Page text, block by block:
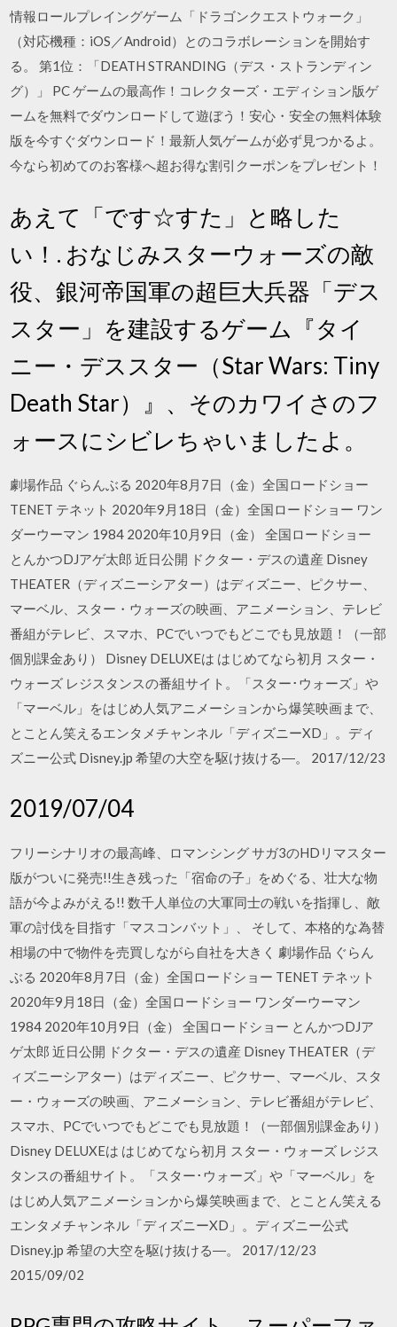
情報ロールプレイングゲーム「ドラゴンクエストウォーク」
（対応機種：iOS／Android）とのコラボレーションを開始す
る。 第1位：「DEATH STRANDING（デス・ストランディン
グ）」 PC ゲームの最高作！コレクターズ・エディション版ゲ
ームを無料でダウンロードして遊ぼう！安心・安全の無料体験
版を今すぐダウンロード！最新人気ゲームが必ず見つかるよ。
今なら初めてのお客様へ超お得な割引クーポンをプレゼント！
あえて「です☆すた」と略した
い！. おなじみスターウォーズの敵
役、銀河帝国軍の超巨大兵器「デス
スター」を建設するゲーム『タイ
ニー・デススター（Star Wars: Tiny
Death Star）』、そのカワイさのフ
ォースにシビレちゃいましたよ。
劇場作品 ぐらんぶる 2020年8月7日（金）全国ロードショー
TENET テネット 2020年9月18日（金）全国ロードショー ワン
ダーウーマン 1984 2020年10月9日（金） 全国ロードショー
とんかつDJアゲ太郎 近日公開 ドクター・デスの遺産 Disney
THEATER（ディズニーシアター）はディズニー、ピクサー、
マーベル、スター・ウォーズの映画、アニメーション、テレビ
番組がテレビ、スマホ、PCでいつでもどこでも見放題！（一部
個別課金あり） Disney DELUXEは はじめてなら初月 スター・
ウォーズ レジスタンスの番組サイト。「スター･ウォーズ」や
「マーベル」をはじめ人気アニメーションから爆笑映画まで、
とことん笑えるエンタメチャンネル「ディズニーXD」。ディ
ズニー公式 Disney.jp 希望の大空を駆け抜ける―。 2017/12/23
2019/07/04
フリーシナリオの最高峰、ロマンシング サガ3のHDリマスター
版がついに発売!!生き残った「宿命の子」をめぐる、壮大な物
語が今よみがえる!! 数千人単位の大軍同士の戦いを指揮し、敵
軍の討伐を目指す「マスコンバット」、 そして、本格的な為替
相場の中で物件を売買しながら自社を大きく 劇場作品 ぐらん
ぶる 2020年8月7日（金）全国ロードショー TENET テネット
2020年9月18日（金）全国ロードショー ワンダーウーマン
1984 2020年10月9日（金） 全国ロードショー とんかつDJア
ゲ太郎 近日公開 ドクター・デスの遺産 Disney THEATER（デ
ィズニーシアター）はディズニー、ピクサー、マーベル、スタ
ー・ウォーズの映画、アニメーション、テレビ番組がテレビ、
スマホ、PCでいつでもどこでも見放題！（一部個別課金あり）
Disney DELUXEは はじめてなら初月 スター・ウォーズ レジス
タンスの番組サイト。「スター･ウォーズ」や「マーベル」を
はじめ人気アニメーションから爆笑映画まで、とことん笑える
エンタメチャンネル「ディズニーXD」。ディズニー公式
Disney.jp 希望の大空を駆け抜ける―。 2017/12/23
2015/09/02